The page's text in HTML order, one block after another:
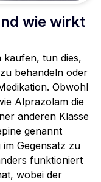
wie wirkt
kaufen, tun dies,
behandeln oder
Obwohl
Alprazolam die
anderen Klasse
genannt
Gegensatz zu
funktioniert
wobei der